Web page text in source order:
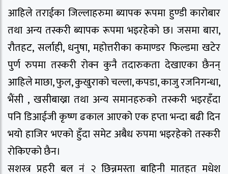
आहिले तराईका जिल्लाहरुमा ब्यापक रूपमा हुण्डी कारोबार
तथा अन्य तस्करी ब्यापक रूपमा भइरहेको छ। जसमा बारा,
रौतहट, सर्लाही, धनुषा, महोत्तरीका कमाण्डर फिल्डमा खटेर
पुर्ण रुपमा तस्करी रोक्न कुनै तदारुकता देखाएका छैनन्
आहिले माछा, फुल, कुखुराको चल्ला, कपडा, काजु रजनिगन्धा,
भैंसी , खसीबाख्रा तथा अन्य समानहरुको तस्करी भइरहँदा
पनि डिआईजी कृष्ण ढकाल आएको एक हप्ता भन्दा बढी दिन
भयो हाजिर भएको हुँदा समेट अबैध रुपमा भइरहेको तस्करी
रोकिएको छैन।
सशस्त्र प्रहरी बल नं २ छिन्नमस्ता बाहिनी मातहत मधेश